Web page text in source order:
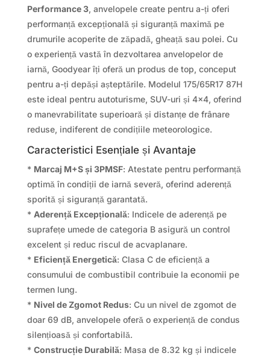
Performance 3, anvelopele create pentru a-ți oferi
performanță excepțională și siguranță maximă pe
drumurile acoperite de zăpadă, gheață sau polei. Cu
o experiență vastă în dezvoltarea anvelopelor de
iarnă, Goodyear îți oferă un produs de top, conceput
pentru a-ți depăși așteptările. Modelul 175/65R17 87H
este ideal pentru autoturisme, SUV-uri și 4×4, oferind
o manevrabilitate superioară și distanțe de frânare
reduse, indiferent de condițiile meteorologice.
Caracteristici Esențiale și Avantaje
* Marcaj M+S și 3PMSF: Atestate pentru performanță
optimă în condiții de iarnă severă, oferind aderență
sporită și siguranță garantată.
* Aderență Excepțională: Indicele de aderență pe
suprafețe umede de categoria B asigură un control
excelent și reduc riscul de acvaplanare.
* Eficiență Energetică: Clasa C de eficiență a
consumului de combustibil contribuie la economii pe
termen lung.
* Nivel de Zgomot Redus: Cu un nivel de zgomot de
doar 69 dB, anvelopele oferă o experiență de condus
silențioasă și confortabilă.
* Construcție Durabilă: Masa de 8.32 kg și indicele